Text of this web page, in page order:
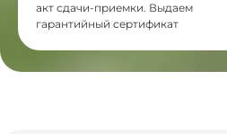
акт сдачи-приемки. Выдаем
гарантийный сертификат